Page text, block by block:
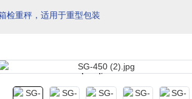
检重秤，适用于重型包装
Loading...
Loading...